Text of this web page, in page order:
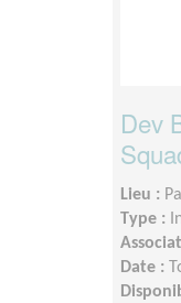
Dev
Lieu :
Type :
Date :